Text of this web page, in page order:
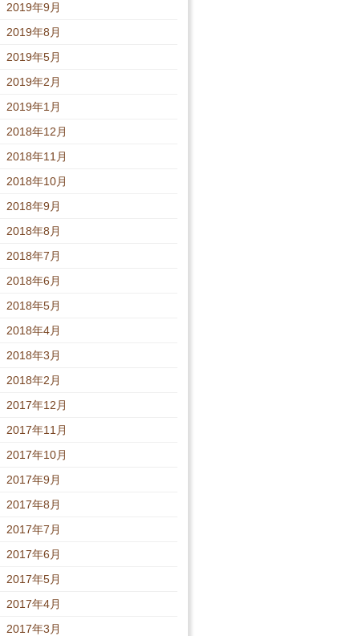
2019年9月
2019年8月
2019年5月
2019年2月
2019年1月
2018年12月
2018年11月
2018年10月
2018年9月
2018年8月
2018年7月
2018年6月
2018年5月
2018年4月
2018年3月
2018年2月
2017年12月
2017年11月
2017年10月
2017年9月
2017年8月
2017年7月
2017年6月
2017年5月
2017年4月
2017年3月